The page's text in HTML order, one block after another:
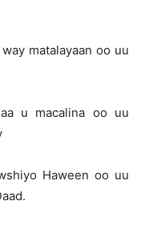
matalayaan oo uu
u macalina oo uu
Haween oo uu